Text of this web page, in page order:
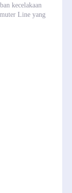
kecelakaan
Line yang